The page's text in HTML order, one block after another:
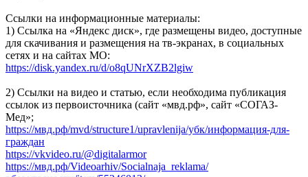
Ссылки на информационные материалы:
1) Ссылка на «Яндекс диск», где размещены видео, доступные
для скачивания и размещения на тв-экранах, в социальных
сетях и на сайтах МО:
https://disk.yandex.ru/d/o8qUNrXZB2lgiw
2) Ссылки на видео и статью, если необходима публикация
ссылок из первоисточника (сайт «мвд.рф», сайт «СОГАЗ-
Мед»;
https://мвд.рф/mvd/structure1/upravlenija/убк/информация-для-
граждан
https://vkvideo.ru/@digitalarmor
https://мвд.рф/Videoarhiv/Socialnaja_reklama/